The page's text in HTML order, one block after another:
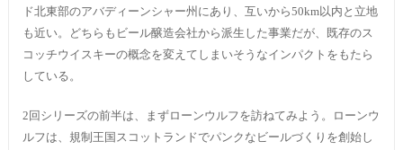
ド北東部のアバディーンシャー州にあり、互いから50km以内と立地
も近い。どちらもビール醸造会社から派生した事業だが、既存のス
コッチウイスキーの概念を変えてしまいそうなインパクトをもたら
している。
2回シリーズの前半は、まずローンウルフを訪ねてみよう。ローンウ
ルフは、規制王国スコットランドでパンクなビールづくりを創始し